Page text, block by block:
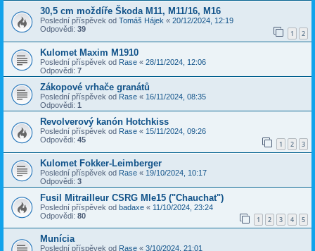
30,5 cm moždíře Škoda M11, M11/16, M16
Poslední příspěvek od Tomáš Hájek « 20/12/2024, 12:19
Odpovědi: 39 1 2
Kulomet Maxim M1910
Poslední příspěvek od Rase « 28/11/2024, 12:06
Odpovědi: 7
Zákopové vrhače granátů
Poslední příspěvek od Rase « 16/11/2024, 08:35
Odpovědi: 1
Revolverový kanón Hotchkiss
Poslední příspěvek od Rase « 15/11/2024, 09:26
Odpovědi: 45 1 2 3
Kulomet Fokker-Leimberger
Poslední příspěvek od Rase « 19/10/2024, 10:17
Odpovědi: 3
Fusil Mitrailleur CSRG Mle15 ("Chauchat")
Poslední příspěvek od badaxe « 11/10/2024, 23:24
Odpovědi: 80 1 2 3 4 5
Munícia
Poslední příspěvek od Rase « 3/10/2024, 21:01